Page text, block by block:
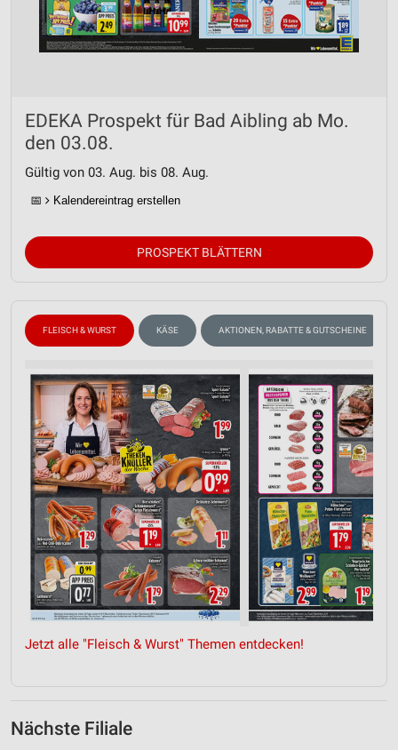
EDEKA Prospekt für Bad Aibling ab Mo.
den 03.08.
Gültig von 03. Aug. bis 08. Aug.
📅 Kalendereintrag erstellen
PROSPEKT BLÄTTERN
FLEISCH & WURST KÄSE AKTIONEN, RABATTE & GUTSCHEINE
Jetzt alle "Fleisch & Wurst" Themen entdecken!
Nächste Filiale